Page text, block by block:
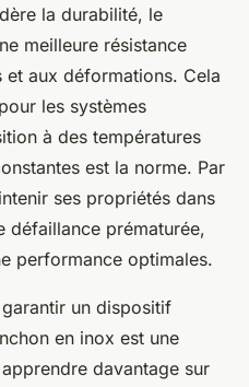
la durabilité, le
meilleure résistance
aux déformations. Cela
les systèmes
à des températures
est la norme. Par
ses propriétés dans
défaillance prématurée,
performance optimales.
un dispositif
en inox est une
davantage sur